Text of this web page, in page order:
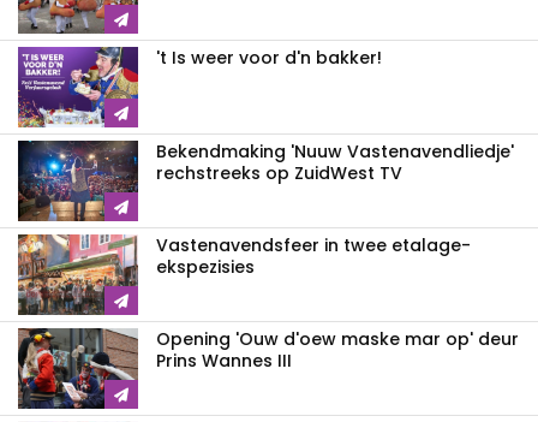
't Is weer voor d'n bakker!
Bekendmaking 'Nuuw Vastenavendliedje'
rechstreeks op ZuidWest TV
Vastenavendsfeer in twee etalage-
ekspezisies
Opening 'Ouw d'oew maske mar op' deur
Prins Wannes III